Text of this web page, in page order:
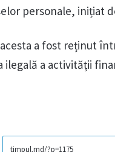
personale, inițiat
a fost reținut
ilegală a activității